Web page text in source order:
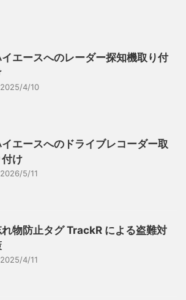
エースへのレーダー探知機取り付
2025/4/10
エースへのドライブレコーダー取
付け
2026/5/11
物防止タグ TrackR による盗難対
2025/4/11